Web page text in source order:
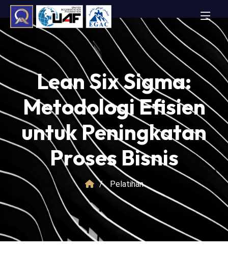
Lean Six Sigma:
Metodologi Efisien
untuk Peningkatan
Proses Bisnis
Pelatihan